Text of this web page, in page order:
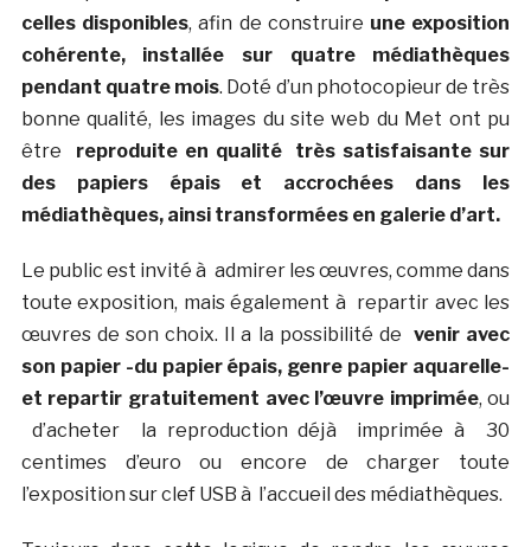
celles disponibles, afin de construire une exposition
cohérente, installée sur quatre médiathèques
pendant quatre mois. Doté d’un photocopieur de très
bonne qualité, les images du site web du Met ont pu
être reproduite en qualité très satisfaisante sur
des papiers épais et accrochées dans les
médiathèques, ainsi transformées en galerie d’art.
Le public est invité à admirer les œuvres, comme dans
toute exposition, mais également à repartir avec les
œuvres de son choix. Il a la possibilité de venir avec
son papier -du papier épais, genre papier aquarelle-
et repartir gratuitement avec l’œuvre imprimée, ou
d’acheter la reproduction déjà imprimée à 30
centimes d’euro ou encore de charger toute
l’exposition sur clef USB à l’accueil des médiathèques.